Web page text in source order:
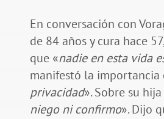
En conversación con
de 84 años y cura hace
que «nadie en esta vida
manifestó la importancia
privacidad». Sobre su
niego ni confirmo». Dijo